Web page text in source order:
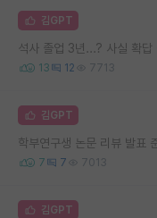
김GPT
석사 졸업 3년...? 사실 확답
13 12 7713
김GPT
학부연구생 논문 리뷰 발표
7 7 7013
김GPT